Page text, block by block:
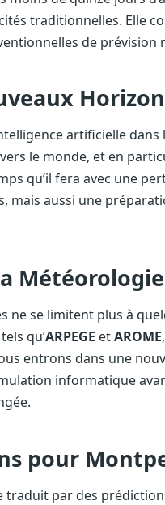
traditionnelles. Elle
de prévision
artificielle
le monde, et en
qu’il fera avec une
mais aussi une
ne se limitent plus à
qu’ARPEGE etAROME
entrons dans une
informatique
pour
traduit par des